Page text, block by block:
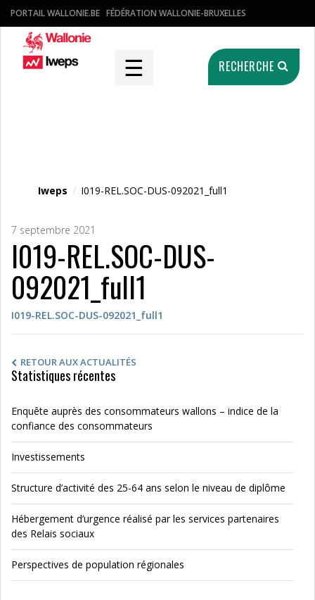
PORTAIL WALLONIE.BE FÉDÉRATION WALLONIE-BRUXELLES
☰ RECHERCHE
Iweps / I019-REL.SOC-DUS-092021_full1
7 septembre 2021
I019-REL.SOC-DUS-
092021_full1
I019-REL.SOC-DUS-092021_full1
RETOUR AUX ACTUALITÉS
Statistiques récentes
Enquête auprès des consommateurs wallons – indice de la
confiance des consommateurs
Investissements
Structure d’activité des 25-64 ans selon le niveau de diplôme
Hébergement d’urgence réalisé par les services partenaires
des Relais sociaux
Perspectives de population régionales